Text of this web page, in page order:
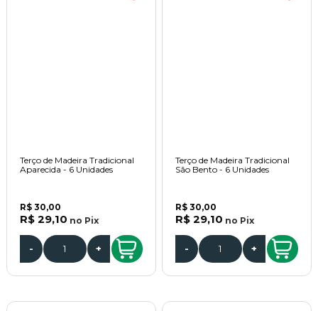
Terço de Madeira Tradicional
Aparecida - 6 Unidades
R$ 30,00
R$ 29,10 no Pix
- +
Terço de Madeira Tradicional
São Bento - 6 Unidades
R$ 30,00
R$ 29,10 no Pix
- +